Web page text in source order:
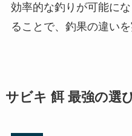
効率的な釣りが可能に
ることで、釣果の違い
サビキ 餌 最強の選